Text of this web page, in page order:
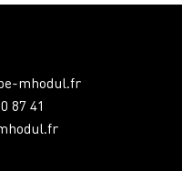
mhodul.fr
87 41